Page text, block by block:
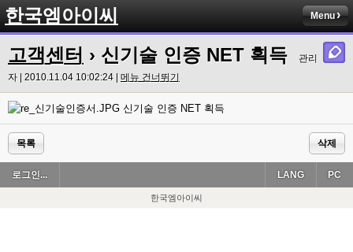
한국엠아이씨 Menu
고객센터 › 신기술 인증 NET 획득
관리
자 | 2010.11.04 10:02:24 | 메뉴 건너뛰기
신기술 인증 NET 획득
목록 삭제
로그인... PC
LANG
한국엠아이씨